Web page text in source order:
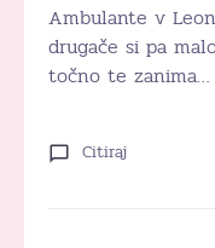
Ambulante v
drugače si pa
točno te zanima…
Citiraj